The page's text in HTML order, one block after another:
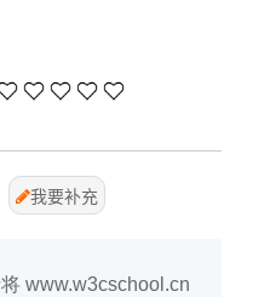
我要补充
www.w3cschool.cn